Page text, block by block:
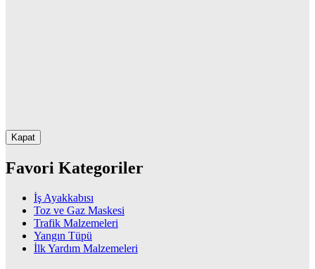
Kapat
Favori Kategoriler
İş Ayakkabısı
Toz ve Gaz Maskesi
Trafik Malzemeleri
Yangın Tüpü
İlk Yardım Malzemeleri